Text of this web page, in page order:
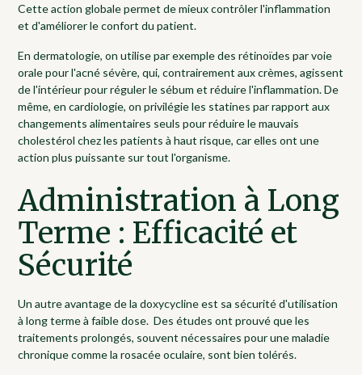
Cette action globale permet de mieux contrôler l'inflammation
et d'améliorer le confort du patient.
En dermatologie, on utilise par exemple des rétinoïdes par voie
orale pour l'acné sévère, qui, contrairement aux crèmes, agissent
de l'intérieur pour réguler le sébum et réduire l'inflammation. De
même, en cardiologie, on privilégie les statines par rapport aux
changements alimentaires seuls pour réduire le mauvais
cholestérol chez les patients à haut risque, car elles ont une
action plus puissante sur tout l'organisme.
Administration à Long
Terme : Efficacité et
Sécurité
Un autre avantage de la doxycycline est sa sécurité d'utilisation
à long terme à faible dose. Des études ont prouvé que les
traitements prolongés, souvent nécessaires pour une maladie
chronique comme la rosacée oculaire, sont bien tolérés.